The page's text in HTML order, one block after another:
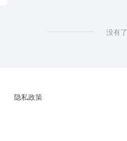
没有了
隐私政策